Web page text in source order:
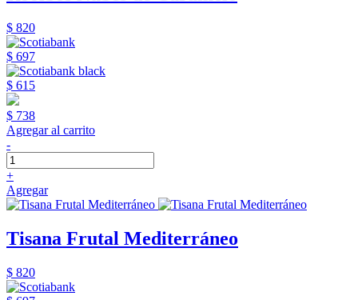
$ 820
$ 697
$ 615
$ 738
Agregar al carrito
-
+
Agregar
Tisana Frutal Mediterráneo
$ 820